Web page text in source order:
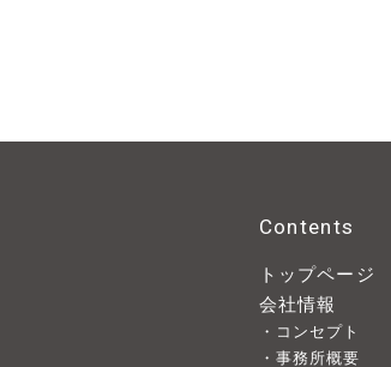
Contents
トップページ
会社情報
・コンセプト
・事務所概要